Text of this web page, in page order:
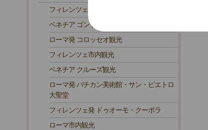
フィレンツェ発 ウフィツィ美術館
ベネチア ゴンドラ観光
ローマ発 コロッセオ観光
フィレンツェ市内観光
ベネチア クルーズ観光
ローマ発 バチカン美術館・サン・ピエトロ
大聖堂
フィレンツェ発 ドゥオーモ・クーポラ
ローマ市内観光